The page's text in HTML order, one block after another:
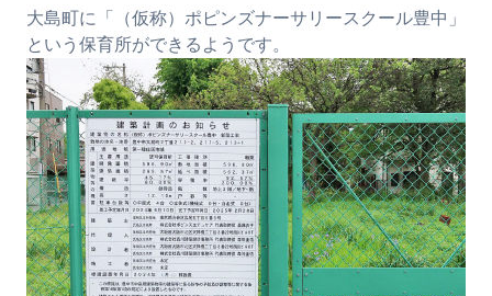
大島町に「（仮称）ポピンズナーサリースクール豊中」
という保育所ができるようです。